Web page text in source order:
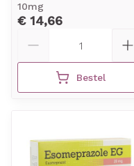
10mg
€ 14,66
Bestel